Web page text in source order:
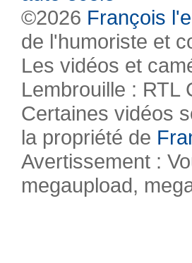
©2026 François
de l'humoriste et
Les vidéos et
Lembrouille : RTL
Certaines vidéos
la propriété de
Avertissement :
megaupload,